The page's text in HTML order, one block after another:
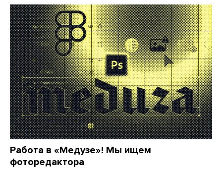
Работа в «Медузе»! Мы ищем
фоторедактора